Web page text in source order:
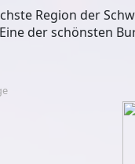
Region der
der schönsten